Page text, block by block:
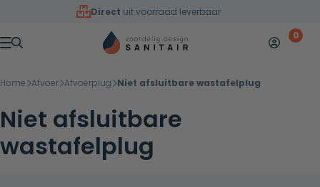
Overslaan naar inhoud
Direct uit voorraad leverbaar
Menu
Mijn 0
Home Afvoer Afvoerplug Niet afsluitbare wastafelplug
Niet afsluitbare
wastafelplug